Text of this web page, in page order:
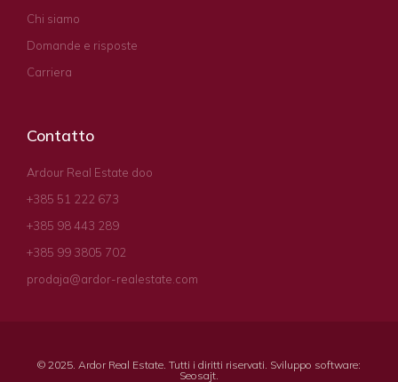
Chi siamo
Domande e risposte
Carriera
Contatto
Ardour Real Estate doo
+385 51 222 673
+385 98 443 289
+385 99 3805 702
prodaja@ardor-realestate.com
© 2025. Ardor Real Estate. Tutti i diritti riservati. Sviluppo software:
Seosajt